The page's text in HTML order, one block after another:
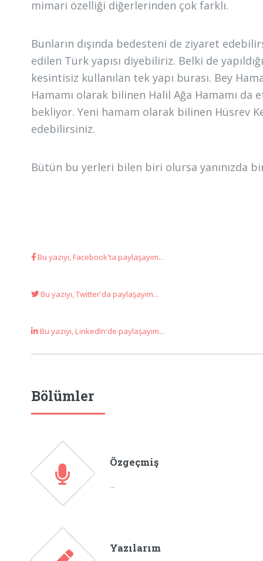
mimari özelliği diğerlerinden çok farklı.
Bunların dışında bedesteni de ziyaret
edilen Türk yapısı diyebiliriz. Belki de
kesintisiz kullanılan tek yapı burası. Bey
Hamamı olarak bilinen Halil Ağa Hamamı
bekliyor. Yeni hamam olarak bilinen Hüsrev
edebilirsiniz.
Bütün bu yerleri bilen biri olursa yanınızda
Bu yazıyı, Facebook'ta paylaşayım...
Bu yazıyı, Twitter'da paylaşayım...
Bu yazıyı, LinkedIn'de paylaşayım...
Bölümler
Özgeçmiş
...
Yazılarım